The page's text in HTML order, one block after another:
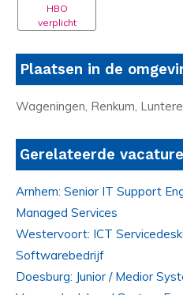
HBO
verplicht
Plaatsen in de
Wageningen, Renkum,
Gerelateerde
Arnhem: Senior IT Support
Managed Services
Westervoort: ICT
Softwarebedrijf
Doesburg: Junior / Medior